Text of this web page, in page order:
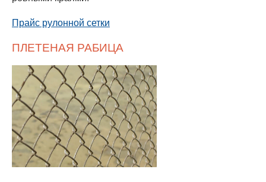
Прайс рулонной сетки
ПЛЕТЕНАЯ РАБИЦА